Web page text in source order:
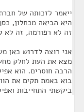
ייאמר לזכותה של
היא הביאה מכחלון,
זה לא רפורמה, זה לא
אני רוצה לדרוש כאן
מצא את העת לחלק
הרבה חוסרים. הוא
בוא באמת תקים את
ביקשתי התחייבות